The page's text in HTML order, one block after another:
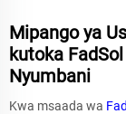
Mipango ya
kutoka
Nyumbani
Kwa msaada wa